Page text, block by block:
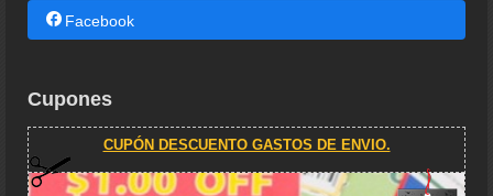
Facebook
Cupones
CUPÓN DESCUENTO GASTOS DE ENVIO.